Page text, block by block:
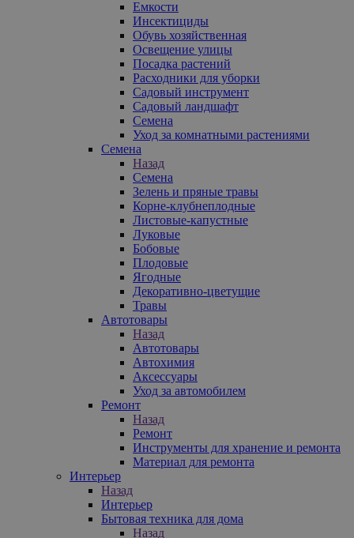
Емкости
Инсектициды
Обувь хозяйственная
Освещение улицы
Посадка растений
Расходники для уборки
Садовый инструмент
Садовый ландшафт
Семена
Уход за комнатными растениями
Семена
Назад
Семена
Зелень и пряные травы
Корне-клубнеплодные
Листовые-капустные
Луковые
Бобовые
Плодовые
Ягодные
Декоративно-цветущие
Травы
Автотовары
Назад
Автотовары
Автохимия
Аксессуары
Уход за автомобилем
Ремонт
Назад
Ремонт
Инструменты для хранение и ремонта
Материал для ремонта
Интерьер
Назад
Интерьер
Бытовая техника для дома
Назад